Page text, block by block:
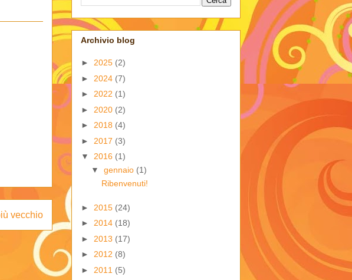
vecchio
Archivio blog
► 2025 (2)
► 2024 (7)
► 2022 (1)
► 2020 (2)
► 2018 (4)
► 2017 (3)
▼ 2016 (1)
▼ gennaio (1)
Ribenvenuti!
► 2015 (24)
► 2014 (18)
► 2013 (17)
► 2012 (8)
► 2011 (5)